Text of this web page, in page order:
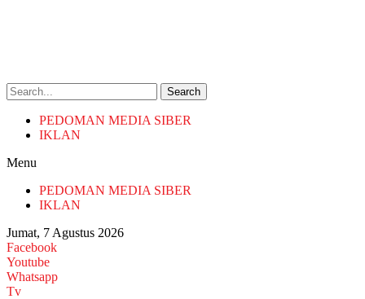
Search
PEDOMAN MEDIA SIBER
IKLAN
Menu
PEDOMAN MEDIA SIBER
IKLAN
Jumat, 7 Agustus 2026
Facebook
Youtube
Whatsapp
Tv